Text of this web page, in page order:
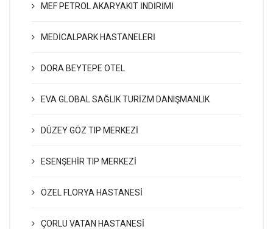
MEF PETROL AKARYAKIT İNDİRİMİ
MEDİCALPARK HASTANELERİ
DORA BEYTEPE OTEL
EVA GLOBAL SAĞLIK TURİZM DANIŞMANLIK
DÜZEY GÖZ TIP MERKEZİ
ESENŞEHİR TIP MERKEZİ
ÖZEL FLORYA HASTANESİ
ÇORLU VATAN HASTANESİ